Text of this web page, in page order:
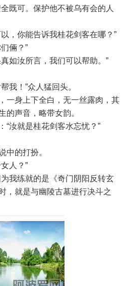
既可。保护他不被乌有会的人
，你能告诉我桂花剑客在哪？”
倆？”
如汝所言，我们可以帮助。”
我！”众人猛回头。
一身上下全白，无一丝露肉，其
的声音，略带女韵。
汝就是桂花剑客水忘忧？”
中的打扮。
人？”
我练就的是《奇门阴阳反转玄
，就是与幽陵古墓进行决斗之